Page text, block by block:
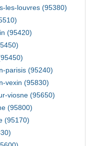
les-louvres (95380)
(95420)
parisis (95240)
vexin (95830)
viosne (95650)
(95800)
(95170)